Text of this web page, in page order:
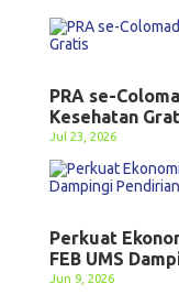
PRA se-
Kesehatan
Jul 23, 2026
Perkuat
FEB UMS
Jun 9, 2026